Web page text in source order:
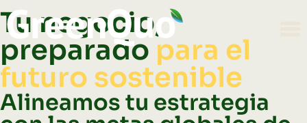
Tu negocio,
preparado para el
futuro sostenible
Alineamos tu estrategia